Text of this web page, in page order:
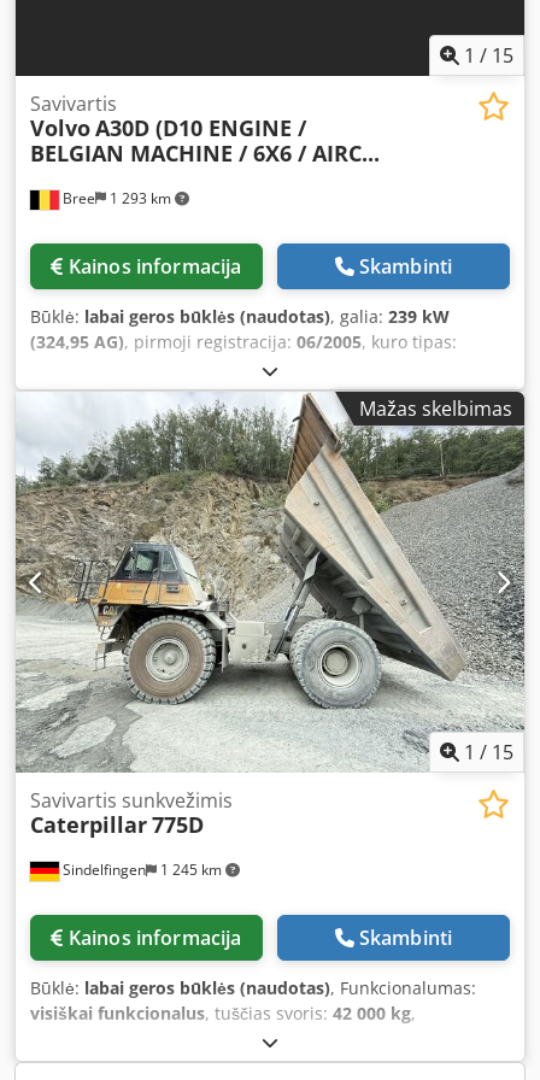
1 / 15
Bree 1 293 km
Savivartis
VolvoA30D (D10 ENGINE /
BELGIAN MACHINE / 6X6 / AIRC...
Kainos informacija Skambinti
Būklė: labai geros būklės (naudotas), galia: 239 kW
(324,95 AG), pirmoji registracija: 06/2005, kuro tipas:
, padang padangų:60 procentas
konfigūracija:6x6, kuras:dyzelinas, spalva:kitas,
vairuotojo kabina:dieninė kabina, pavaros tipas:
automatinis, bendras ilgis:10 000 mm, bendras plotis:
3 000 mm, bendras aukštis:3 600 mm, Gamybos metai:
2004, veikimo valandos:15 621 h, Įranga:oro
kondicionavimas,
Mažas skelbimas
1 / 15
Sindelfingen 1 245 km
Savivartis sunkvežimis
Caterpillar775D
Kainos informacija Skambinti
Būklė: labai geros būklės (naudotas), Funkcionalumas:
visiškai funkcionalus, tuščias svoris: 42 000 kg,
62 700 kg
105 000 kg, Gamybos metai:2011, veikimo valandos: